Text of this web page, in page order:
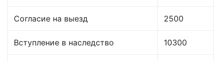
Согласие на выезд 2500
Вступление в наследство 10300